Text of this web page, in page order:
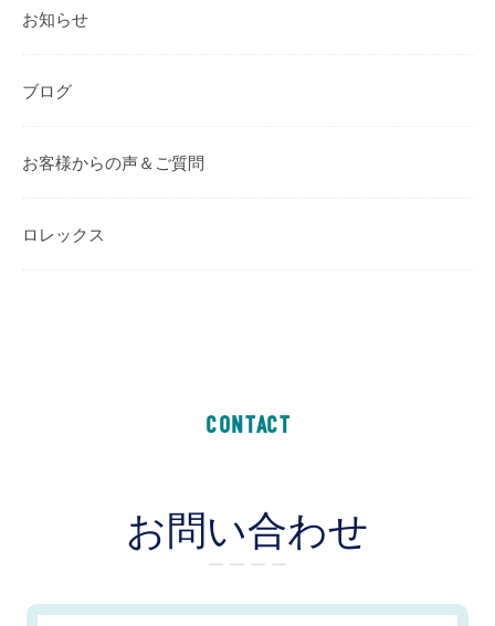
お知らせ
ブログ
お客様からの声＆ご質問
ロレックス
CONTACT
お問い合わせ
ー ー ー ー